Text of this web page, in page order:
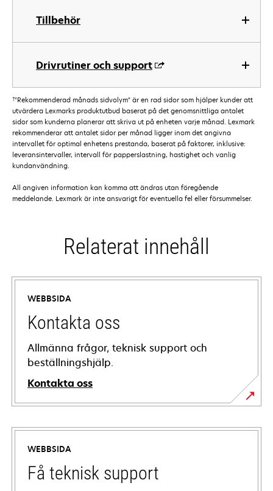
Tillbehör
Drivrutiner och support
†"Rekommenderad månads sidvolym" är en rad sidor som hjälper kunder att
utvärdera Lexmarks produktutbud baserat på det genomsnittliga antalet
sidor som kunderna planerar att skriva ut på enheten varje månad. Lexmark
rekommenderar att antalet sidor per månad ligger inom det angivna
intervallet för optimal enhetens prestanda, baserat på faktorer, inklusive:
leveransintervaller, intervall för papperslastning, hastighet och vanlig
kundanvändning.
All angiven information kan komma att ändras utan föregående
meddelande. Lexmark är inte ansvarigt för eventuella fel eller försummelser.
Relaterat innehåll
WEBBSIDA
Kontakta oss
Allmänna frågor, teknisk support och
beställningshjälp.
Kontakta oss
WEBBSIDA
Få teknisk support